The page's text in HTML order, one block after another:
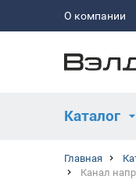
О компании
Каталог
Главная
Канал